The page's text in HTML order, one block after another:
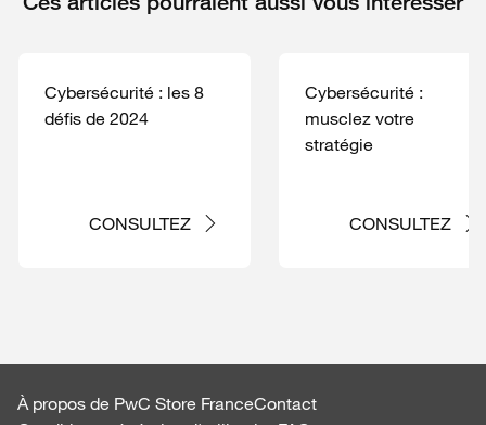
Cybersécurité : les 8
défis de 2024
CONSULTEZ
Cybersécurité :
musclez votre
stratégie
CONSULTEZ
À propos de PwC Store FranceContact